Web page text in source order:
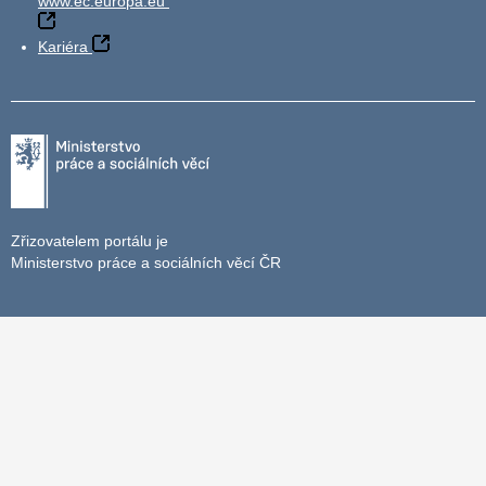
Kariéra
Zřizovatelem portálu je
Ministerstvo práce a sociálních věcí ČR